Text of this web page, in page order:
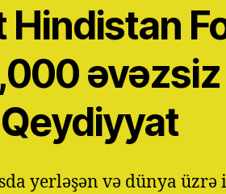
yerləşən və dünya üzrə